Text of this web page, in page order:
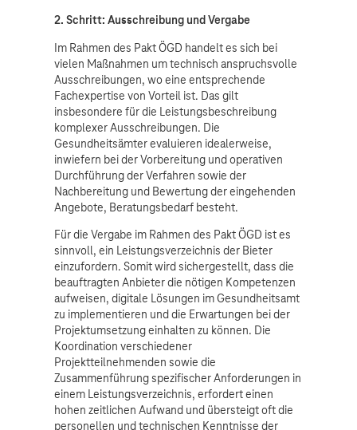
2. Schritt: Ausschreibung und Vergabe
Im Rahmen des Pakt ÖGD handelt es sich bei
vielen Maßnahmen um technisch anspruchsvolle
Ausschreibungen, wo eine entsprechende
Fachexpertise von Vorteil ist. Das gilt
insbesondere für die Leistungsbeschreibung
komplexer Ausschreibungen. Die
Gesundheitsämter evaluieren idealerweise,
inwiefern bei der Vorbereitung und operativen
Durchführung der Verfahren sowie der
Nachbereitung und Bewertung der eingehenden
Angebote, Beratungsbedarf besteht.
Für die Vergabe im Rahmen des Pakt ÖGD ist es
sinnvoll, ein Leistungsverzeichnis der Bieter
einzufordern. Somit wird sichergestellt, dass die
beauftragten Anbieter die nötigen Kompetenzen
aufweisen, digitale Lösungen im Gesundheitsamt
zu implementieren und die Erwartungen bei der
Projektumsetzung einhalten zu können. Die
Koordination verschiedener
Projektteilnehmenden sowie die
Zusammenführung spezifischer Anforderungen in
einem Leistungsverzeichnis, erfordert einen
hohen zeitlichen Aufwand und übersteigt oft die
personellen und technischen Kenntnisse der